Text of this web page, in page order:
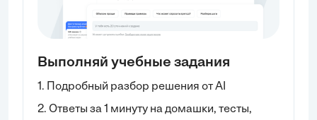
Выполняй учебные задания
1. Подробный разбор решения от AI
2. Ответы за 1 минуту на домашки, тесты,